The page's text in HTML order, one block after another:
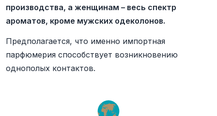
производства, а женщинам – весь спектр
ароматов, кроме мужских одеколонов.
Предполагается, что именно импортная
парфюмерия способствует возникновению
однополых контактов.